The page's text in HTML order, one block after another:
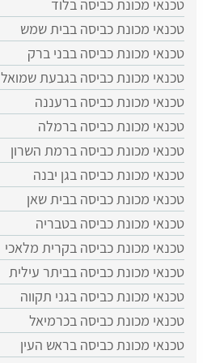
טכנאי מכונת כביסה בלוד
טכנאי מכונת כביסה בבית שמש
טכנאי מכונת כביסה בבני ברק
טכנאי מכונת כביסה בגבעת שמואל
טכנאי מכונת כביסה ברעננה
טכנאי מכונת כביסה ברמלה
טכנאי מכונת כביסה ברמת השרון
טכנאי מכונת כביסה בגן יבנה
טכנאי מכונת כביסה בבית שאן
טכנאי מכונת כביסה בטבריה
טכנאי מכונת כביסה בקרית מלאכי
טכנאי מכונת כביסה בביתר עילית
טכנאי מכונת כביסה בגני תקווה
טכנאי מכונת כביסה בכרמיאל
טכנאי מכונת כביסה בראש העין